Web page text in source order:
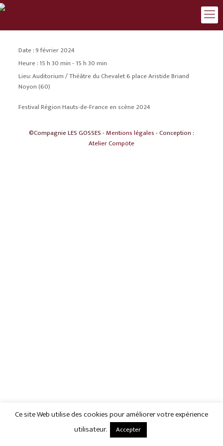
Date :9 février 2024
Heure :15 h 30 min - 15 h 30 min
Lieu:Auditorium / Théâtre du Chevalet 6 place Aristide Briand
Noyon (60)
Festival Région Hauts-de-France en scène 2024
©Compagnie LES GOSSES -Mentions légales- Conception :
Atelier Compöte
Ce site Web utilise des cookies pour améliorer votre expérience
utilisateur.
Accepter